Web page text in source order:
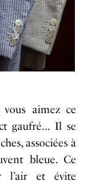
vous aimez ce
gaufré… Il se
associées à
bleue. Ce
l’air et évite